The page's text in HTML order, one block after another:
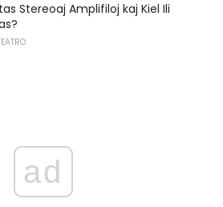
Stereoaj Amplifiloj kaj Kiel Ili
ad